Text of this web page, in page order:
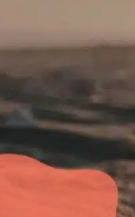
SUP/INF.